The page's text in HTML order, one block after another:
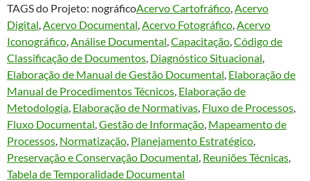
TAGS do Projeto: nográficoAcervo Cartofráfico Acervo
Digital Acervo Documental Acervo Fotográfico Acervo
Iconográfico Análise Documental Capacitação Código de
Classificação de Documentos Diagnóstico Situacional
Elaboração de Manual de Gestão Documental Elaboração de
Manual de Procedimentos Técnicos Elaboração de
Metodologia Elaboração de Normativas Fluxo de Processos
Fluxo Documental Gestão de Informação Mapeamento de
Processos Normatização Planejamento Estratégico
Preservação e Conservação Documental Reuniões Técnicas
Tabela de Temporalidade Documental